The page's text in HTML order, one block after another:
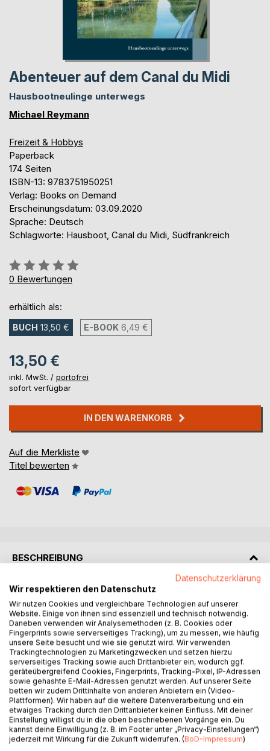
Abenteuer auf dem Canal du Midi
Hausbootneulinge unterwegs
Michael Reymann
Freizeit & Hobbys
Paperback
174 Seiten
ISBN-13: 9783751950251
Verlag: Books on Demand
Erscheinungsdatum: 03.09.2020
Sprache: Deutsch
Schlagworte: Hausboot, Canal du Midi, Südfrankreich
Bewertung::
0%
0 Bewertungen
erhältlich als:
BUCH 13,50 € E-BOOK 6,49 €
13,50 €
inkl. MwSt. / portofrei
sofort verfügbar
IN DEN WARENKORB
Auf die Merkliste
Titel bewerten
BESCHREIBUNG
Zum ersten Mal im Leben wird ein Boot gemietet, um damit
eine Ferienwoche zu erleben. Unsere Wahl fiel auf den
Canal du Midi im Süden Frankreichs, der das Mittelmeer mit
dem Atlantik verbindet. Aus einer Auswahl von Booten
wurde ein entsprechendes Wasserfahrzeug ausgewählt, in
der Hoffnung, uns nicht vor zu große nautische
Anforderungen zu stellen. Als alte Segler hatten wir
keinerlei Erfahrung mit motorbetriebenen Schiffen.
Umso erstaunter waren wir, als wir nach kurzer Zeit so eins
wurden mit dem schwimmenden Heim. Es veranlasste uns
sogar dazu, unseren Wohnwagen aufzugeben und eine
weitere Reise mit einem Boot zu buchen. Nach langer Zeit
Datenschutzerklärung
Wir respektieren den Datenschutz
Wir nutzen Cookies und vergleichbare Technologien auf unserer
Website. Einige von ihnen sind essenziell und technisch notwendig.
Daneben verwenden wir Analysemethoden (z. B. Cookies oder
Fingerprints sowie serverseitiges Tracking), um zu messen, wie häufig
unsere Seite besucht und wie sie genutzt wird. Wir verwenden
Trackingtechnologien zu Marketingzwecken und setzen hierzu
serverseitiges Tracking sowie auch Drittanbieter ein, wodurch ggf.
geräteübergreifend Cookies, Fingerprints, Tracking-Pixel, IP-Adressen
sowie gehashte E-Mail-Adressen genutzt werden. Auf unserer Seite
betten wir zudem Drittinhalte von anderen Anbietern ein (Video-
Plattformen). Wir haben auf die weitere Datenverarbeitung und ein
etwaiges Tracking durch den Drittanbieter keinen Einfluss. Mit deiner
Einstellung willigst du in die oben beschriebenen Vorgänge ein. Du
kannst deine Einwilligung (z. B. im Footer unter „Privacy-Einstellungen“)
jederzeit mit Wirkung für die Zukunft widerrufen. (BoD-Impressum)